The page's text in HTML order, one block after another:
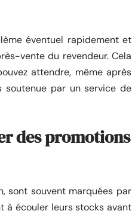
éventuel rapidement et
vente du revendeur. Cela
attendre, même après
soutenue par un service de
des promotions
sont souvent marquées par
à écouler leurs stocks avant